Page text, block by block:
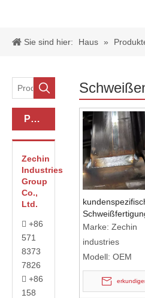
Sie sind hier: Haus »
Produkt-Kategorie
Zechin
Industries
Group
Co.,
Ltd.
 +86
571
8373
7826
 +86
158
Produktteile
geschweißte
Marke: Zechin
industries
Modell: OEM